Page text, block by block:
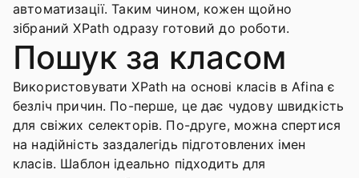
автоматизації. Таким чином, кожен щойно
зібраний XPath одразу готовий до роботи.
Пошук за класом
Використовувати XPath на основі класів в Afina є
безліч причин. По-перше, це дає чудову швидкість
для свіжих селекторів. По-друге, можна спертися
на надійність заздалегідь підготовлених імен
класів. Шаблон ідеально підходить для